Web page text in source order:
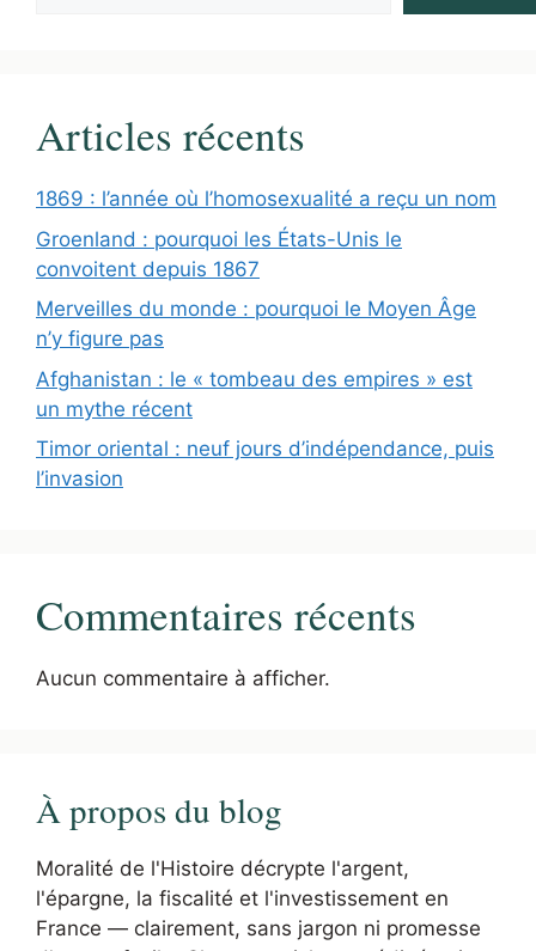
Articles récents
1869 : l’année où l’homosexualité a reçu un nom
Groenland : pourquoi les États-Unis le
convoitent depuis 1867
Merveilles du monde : pourquoi le Moyen Âge
n’y figure pas
Afghanistan : le « tombeau des empires » est
un mythe récent
Timor oriental : neuf jours d’indépendance, puis
l’invasion
Commentaires récents
Aucun commentaire à afficher.
À propos du blog
Moralité de l'Histoire décrypte l'argent,
l'épargne, la fiscalité et l'investissement en
France — clairement, sans jargon ni promesse